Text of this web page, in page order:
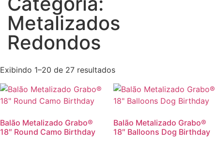
Metalizados
Redondos
Exibindo 1–20 de 27 resultados
Balão Metalizado Grabo®
18″ Round Camo Birthday
Balão Metalizado Grabo®
18″ Balloons Dog Birthday